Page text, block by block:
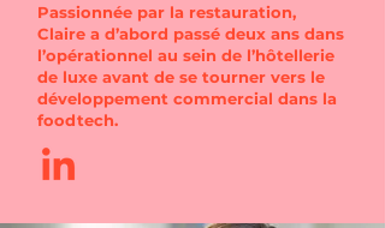
Passionnée par la restauration,
Claire a d’abord passé deux ans dans
l’opérationnel au sein de l’hôtellerie
de luxe avant de se tourner vers le
développement commercial dans la
foodtech.